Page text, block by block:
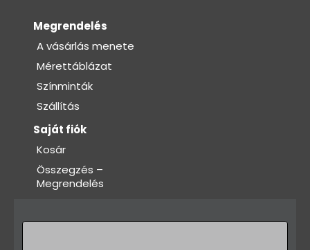
Megrendelés
A vásárlás menete
Mérettáblázat
Színminták
Szállítás
Saját fiók
Kosár
Összegzés –
Megrendelés